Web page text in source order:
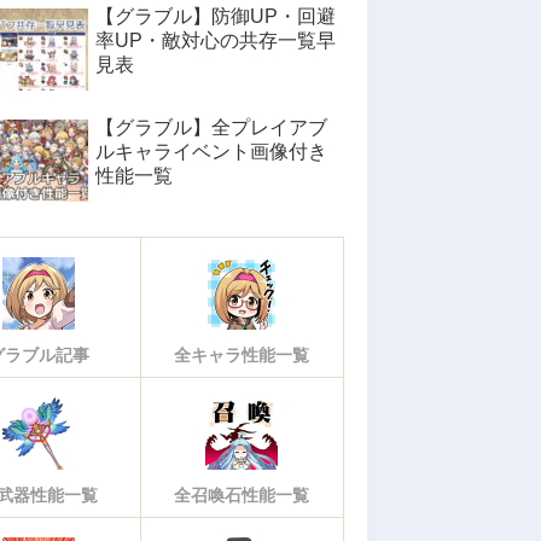
【グラブル】防御UP・回避
率UP・敵対心の共存一覧早
見表
【グラブル】全プレイアブ
ルキャライベント画像付き
性能一覧
ラブル記事 全キャラ性能一覧
器性能一覧 全召喚石性能一覧